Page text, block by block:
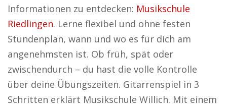
Informationen zu entdecken: Musikschule
Riedlingen. Lerne flexibel und ohne festen
Stundenplan, wann und wo es für dich am
angenehmsten ist. Ob früh, spät oder
zwischendurch – du hast die volle Kontrolle
über deine Übungszeiten. Gitarrenspiel in 3
Schritten erklärt Musikschule Willich. Mit einem